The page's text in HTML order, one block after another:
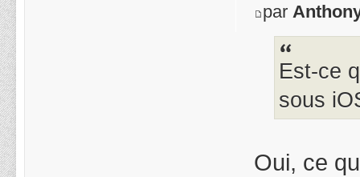
par
Est-ce
sous
Oui, ce